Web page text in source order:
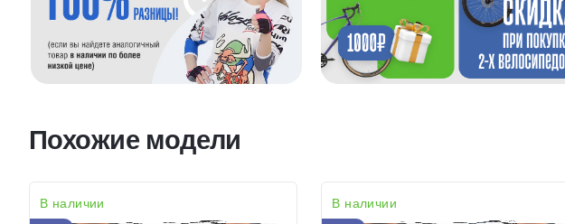
Похожие модели
В наличии
В наличии